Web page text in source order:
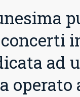
ad
operato